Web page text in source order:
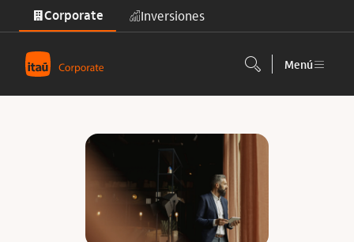
Saltar al contenido principal
Corporate Inversiones
Menú